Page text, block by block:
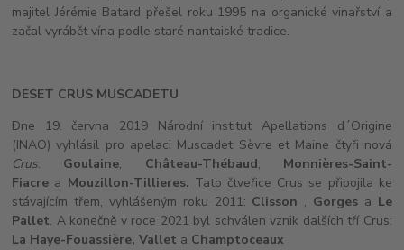
majitel Jérémie Batard přešel roku 1995 na organické vinařství a
začal vyrábět vína podle staré nantaiské tradice.
DESET CRUS MUSCADETU
Dne 19. června 2019 Národní institut Apellations d´Origine
(INAO) vyhlásil pro apelaci Muscadet Sèvre et Maine čtyři nová
Crus: Goulaine, Château-Thébaud, Monnières-Saint-
Fiacre a Mouzillon-Tillieres. Tato čtveřice Crus se připojila ke
stávajícím třem, vyhlášeným roku 2011: Clisson , Gorges a Le
Pallet. A konečně v roce 2021 byl schválen vznik dalších tří Crus:
La Haye-Fouassière, Vallet a Champtoceaux